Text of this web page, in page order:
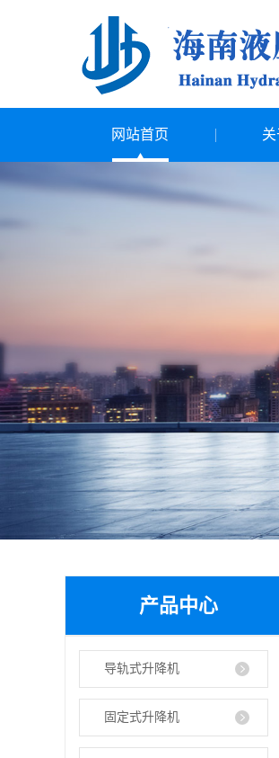
网站首页 关
产品中心
导轨式升降机
固定式升降机